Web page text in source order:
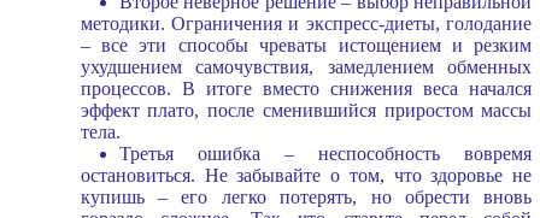
методики. Ограничения и экспресс-диеты, голодание
– все эти способы чреваты истощением и резким
ухудшением самочувствия, замедлением обменных
процессов. В итоге вместо снижения веса начался
эффект плато, после сменившийся приростом массы
тела.
Третья ошибка – неспособность вовремя
остановиться. Не забывайте о том, что здоровье не
купишь – его легко потерять, но обрести вновь